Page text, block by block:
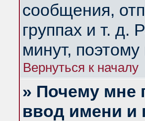
сообщения,
группах и т. д.
минут,
Вернуться к началу
» Почему мне
ввод имени и